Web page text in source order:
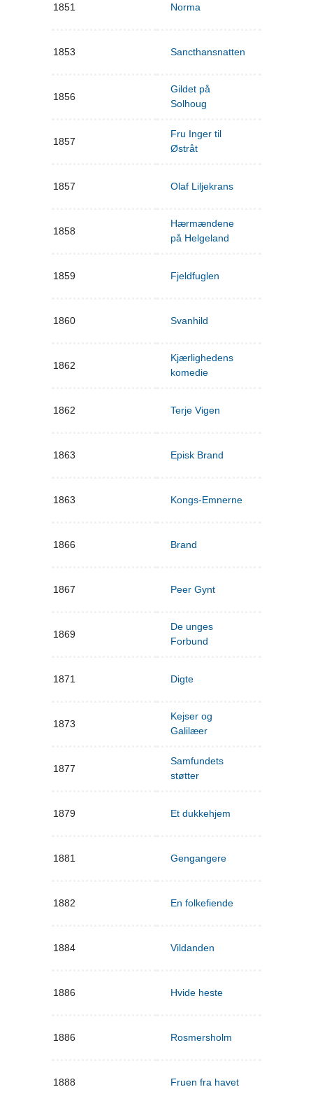
1851 Norma
1853 Sancthansnatten
1856
Gildet på
Solhoug
1857
Fru Inger til
Østråt
1857 Olaf Liljekrans
1858
Hærmændene
på Helgeland
1859 Fjeldfuglen
1860 Svanhild
1862
Kjærlighedens
komedie
1862 Terje Vigen
1863 Episk Brand
1863 Kongs-Emnerne
1866 Brand
1867 Peer Gynt
1869
De unges
Forbund
1871 Digte
1873
Kejser og
Galilæer
1877
Samfundets
støtter
1879 Et dukkehjem
1881 Gengangere
1882 En folkefiende
1884 Vildanden
1886 Hvide heste
1886 Rosmersholm
1888 Fruen fra havet